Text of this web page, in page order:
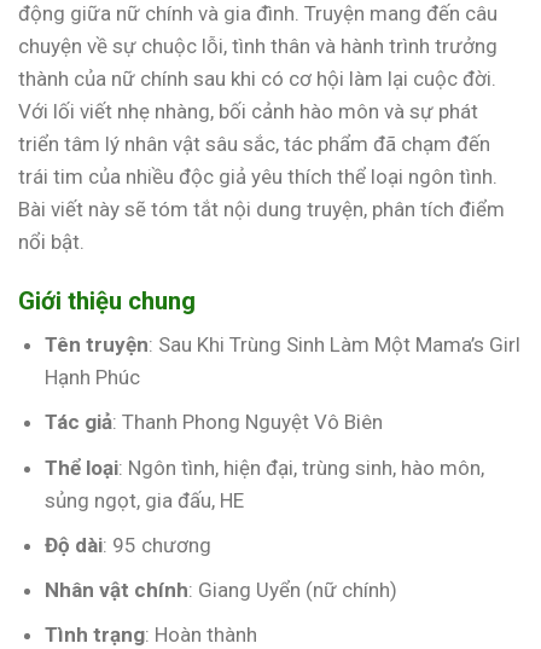
động giữa nữ chính và gia đình. Truyện mang đến câu
chuyện về sự chuộc lỗi, tình thân và hành trình trưởng
thành của nữ chính sau khi có cơ hội làm lại cuộc đời.
Với lối viết nhẹ nhàng, bối cảnh hào môn và sự phát
triển tâm lý nhân vật sâu sắc, tác phẩm đã chạm đến
trái tim của nhiều độc giả yêu thích thể loại ngôn tình.
Bài viết này sẽ tóm tắt nội dung truyện, phân tích điểm
nổi bật.
Giới thiệu chung
Tên truyện: Sau Khi Trùng Sinh Làm Một Mama’s Girl
Hạnh Phúc
Tác giả: Thanh Phong Nguyệt Vô Biên
Thể loại: Ngôn tình, hiện đại, trùng sinh, hào môn,
sủng ngọt, gia đấu, HE
Độ dài: 95 chương
Nhân vật chính: Giang Uyển (nữ chính)
Tình trạng: Hoàn thành